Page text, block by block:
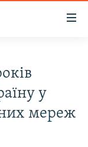
у
мереж